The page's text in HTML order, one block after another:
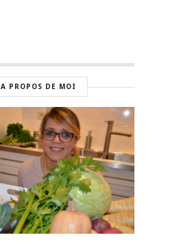
A PROPOS DE MOI